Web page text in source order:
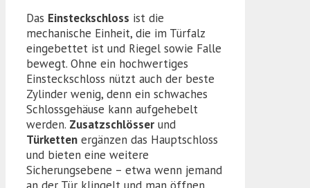
Das Einsteckschloss ist die
mechanische Einheit, die im Türfalz
eingebettet ist und Riegel sowie Falle
bewegt. Ohne ein hochwertiges
Einsteckschloss nützt auch der beste
Zylinder wenig, denn ein schwaches
Schlossgehäuse kann aufgehebelt
werden. Zusatzschlösser und
Türketten ergänzen das Hauptschloss
und bieten eine weitere
Sicherungsebene – etwa wenn jemand